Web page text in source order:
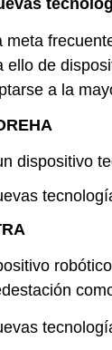
meta
ello de
a la
dispositivo